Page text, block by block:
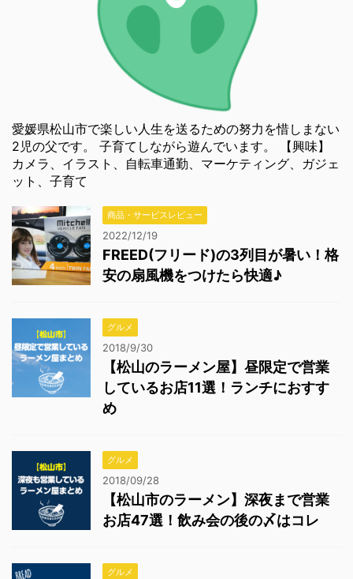
愛媛県松山市で楽しい人生を送るための努力を惜しまない
2児の父です。 子育てしながら遊んでいます。 【興味】
カメラ、イラスト、自転車通勤、マーケティング、ガジェ
ット、子育て
商品・サービスレビュー
2022/12/19
FREED(フリード)の3列目が暑い！格
安の扇風機をつけたら快適♪
グルメ
2018/9/30
【松山のラーメン屋】昼限定で営業
しているお店11選！ランチにおすす
め
グルメ
2018/09/28
【松山市のラーメン】深夜まで営業
お店47選！飲み会の後の〆はコレ
グルメ